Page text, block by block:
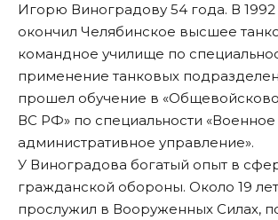
Игорю Виноградову 54 года. В 1992
окончил Челябинское высшее
командное училище по
применение танковых
прошел обучение в
ВС РФ» по специальности «Военное
административное управление».
У Виноградова богатый опыт в
гражданской обороны. Около 19
прослужил в Вооруженных Силах,